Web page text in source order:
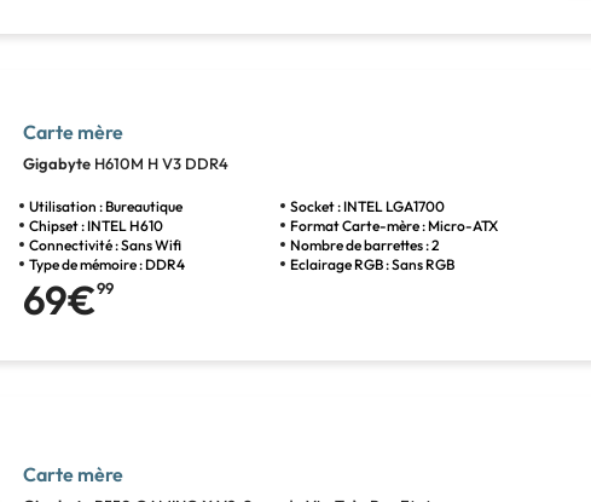
Carte mère
Gigabyte H610M H V3 DDR4
Utilisation : Bureautique
Socket : INTEL LGA1700
Chipset : INTEL H610
Format Carte-mère : Micro-ATX
Connectivité : Sans Wifi
Nombre de barrettes : 2
Type de mémoire : DDR4
Eclairage RGB : Sans RGB
69€99
Carte mère